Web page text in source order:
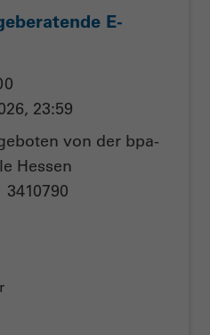
E-
23:59
von der bpa-
Hessen
3410790